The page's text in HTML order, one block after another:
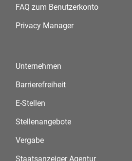
FAQ zum Benutzerkonto
Privacy Manager
Unternehmen
Barrierefreiheit
E-Stellen
Stellenangebote
Vergabe
Staatsanzeiger Agentur